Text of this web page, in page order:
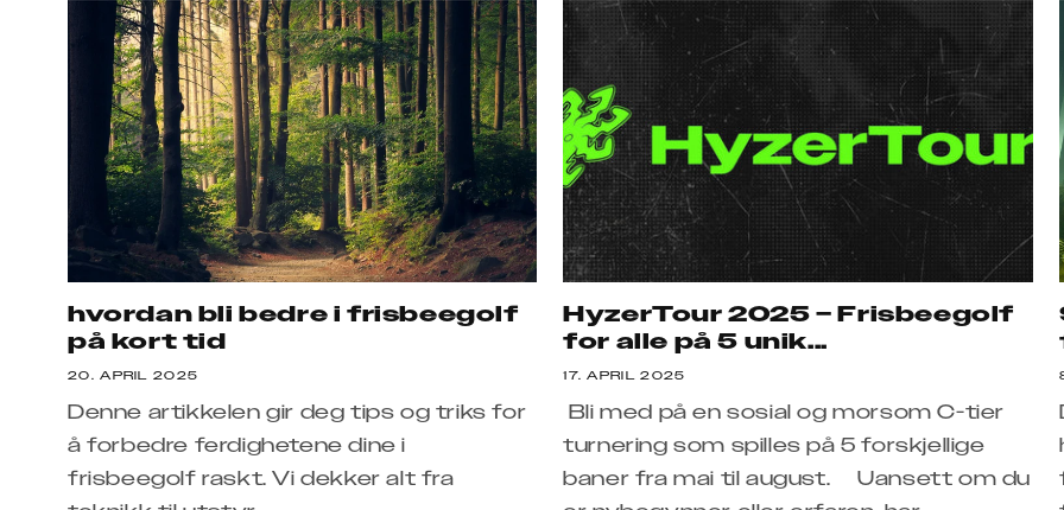
hvordan bli bedre i frisbeegolf
på kort tid
20. APRIL 2025
Denne artikkelen gir deg tips og triks for
å forbedre ferdighetene dine i
frisbeegolf raskt. Vi dekker alt fra
HyzerTour 2025 – Frisbeegolf
for alle på 5 unik...
17. APRIL 2025
Bli med på en sosial og morsom C-tier
turnering som spilles på 5 forskjellige
baner fra mai til august. Uansett om du